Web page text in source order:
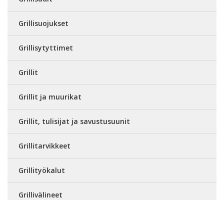
Grillisuojukset
Grillisytyttimet
Grillit
Grillit ja muurikat
Grillit, tulisijat ja savustusuunit
Grillitarvikkeet
Grillityökalut
Grillivälineet